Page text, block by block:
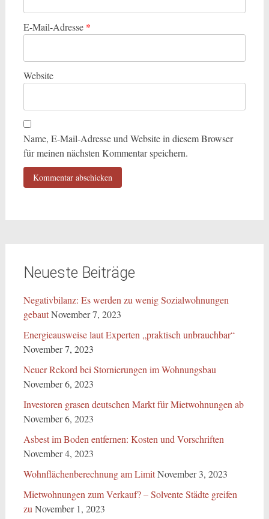
E-Mail-Adresse *
Website
Name, E-Mail-Adresse und Website in diesem Browser
für meinen nächsten Kommentar speichern.
Neueste Beiträge
Negativbilanz: Es werden zu wenig Sozialwohnungen
gebautNovember 7, 2023
Energieausweise laut Experten „praktisch unbrauchbar“
November 7, 2023
Neuer Rekord bei Stornierungen im Wohnungsbau
November 6, 2023
Investoren grasen deutschen Markt für Mietwohnungen ab
November 6, 2023
Asbest im Boden entfernen: Kosten und Vorschriften
November 4, 2023
Wohnflächenberechnung am LimitNovember 3, 2023
Mietwohnungen zum Verkauf? – Solvente Städte greifen
zu November 1, 2023